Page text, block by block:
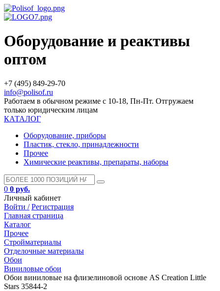
Оборудование и реактивы
оптом
+7 (495) 849-29-70
info@polisof.ru
Работаем в обычном режиме с 10-18, Пн-Пт. Отгружаем
только юридическим лицам
КАТАЛОГ
Оборудование, приборы
Пластик, стекло, принадлежности
Прочее
Химические реактивы, препараты, наборы
0 0 руб.
Личный кабинет
Войти / Регистрация
Главная страница
Каталог
Прочее
Стройматериалы
Отделочные материалы
Обои
Виниловые обои
Обои виниловые на флизелиновой основе AS Creation Little
Stars 35844-2